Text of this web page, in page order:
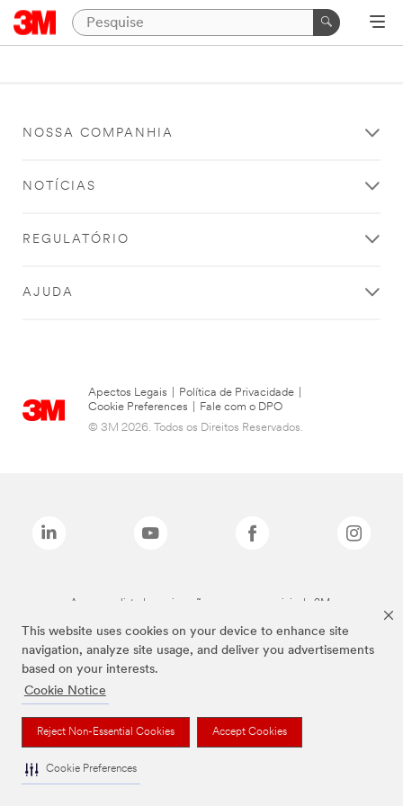
This website uses cookies on your device to enhance site
navigation, analyze site usage, and deliver you advertisements
based on your interests.
Cookie Notice
Reject Non-Essential Cookies Accept Cookies
Cookie Preferences
NOSSA COMPANHIA
NOTÍCIAS
REGULATÓRIO
AJUDA
Apectos Legais Política de Privacidade
Cookie Preferences
Fale com o DPO
© 3M 2026. Todos os Direitos Reservados.
As marcas listadas a cima são marcas comerciais da 3M.